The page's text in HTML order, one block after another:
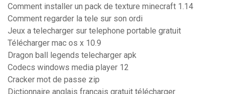
Comment installer un pack de texture minecraft 1.14
Comment regarder la tele sur son ordi
Jeux a telecharger sur telephone portable gratuit
Télécharger mac os x 10.9
Dragon ball legends telecharger apk
Codecs windows media player 12
Cracker mot de passe zip
Dictionnaire anglais français gratuit télécharger